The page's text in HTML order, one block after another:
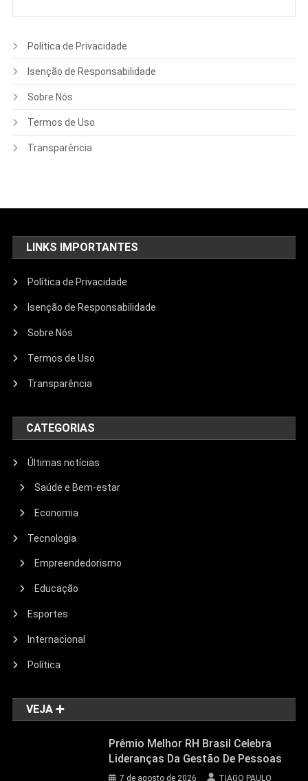
Política de Privacidade
Isenção de Responsabilidade
Sobre Nós
Termos de Uso
Transparência
LINKS IMPORTANTES
Política de Privacidade
Isenção de Responsabilidade
Sobre Nós
Termos de Uso
Transparência
CATEGORIAS
Últimas notícias
Saúde e Bem-estar
Economia
Tecnologia
Empreendedorismo
Educação
Esportes
Internacional
Política
VEJA ➕
Prêmio Melhor RH Brasil Celebra
Lideranças Da Gestão De Pessoas
7 de agosto de 2026 TIAGO PAULO